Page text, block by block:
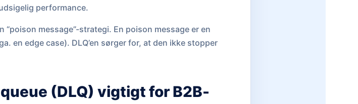
performance.
“poison message”-strategi. En poison message er en
en edge case). DLQ’en sørger for, at den ikke stopper
(DLQ) vigtigt for B2B-